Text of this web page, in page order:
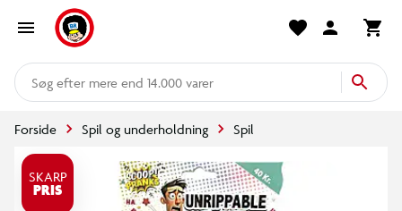
mere end 14.000 varer
Forside Spil og underholdning Spil
SKARP
PRIS